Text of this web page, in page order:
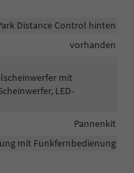
Distance Control hinten
vorhanden
mit
LED-
Pannenkit
mit Funkfernbedienung